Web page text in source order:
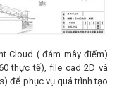
Cloud ( đám mây điểm)
thực tế), file cad 2D và
để phục vụ quá trình tạo